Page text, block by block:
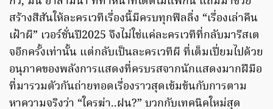
สร้างสีสันให้ละครเวทีเรื่องนี้มีครบทุกฟิลลิ่ง “เรื่องเล่าคืน
เฝ้าผี” เวอร์ชั่นปี2025 จึงไม่ใช่แค่ละครเวทีที่กลับมารีสเต
จอีกครั้งเท่านั้น แต่กลับเป็นละครเวทีผี ที่เต็มเปี่ยมไปด้วย
อนุภาคของพลังการแสดงที่ครบรสจากนักแสดงมากฝีมือ
ที่มารวมตัวกันถ่ายทอดเรื่องราวสุดเข้มข้นกับการตาม
หาความจริงว่า “ใครฆ่า..ฝน?” บวกกับเทคนิคใหม่สุด